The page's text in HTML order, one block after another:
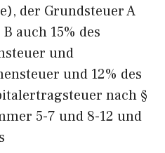
der Grundsteuer A
auch 15% des
und
und 12% des
nach §
5-7 und 8-12 und